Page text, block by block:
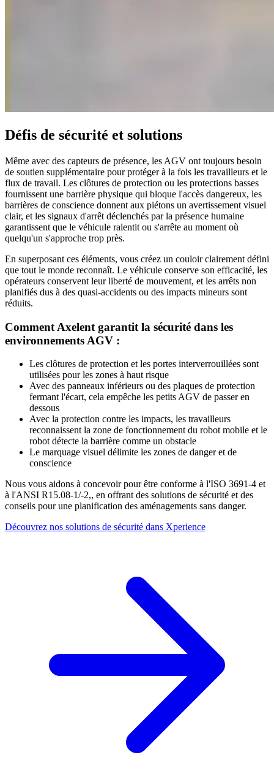
Défis de sécurité et solutions
Même avec des capteurs de présence, les AGV ont toujours besoin
de soutien supplémentaire pour protéger à la fois les travailleurs et le
flux de travail. Les clôtures de protection ou les protections basses
fournissent une barrière physique qui bloque l'accès dangereux, les
barrières de conscience donnent aux piétons un avertissement visuel
clair, et les signaux d'arrêt déclenchés par la présence humaine
garantissent que le véhicule ralentit ou s'arrête au moment où
quelqu'un s'approche trop près.
En superposant ces éléments, vous créez un couloir clairement défini
que tout le monde reconnaît. Le véhicule conserve son efficacité, les
opérateurs conservent leur liberté de mouvement, et les arrêts non
planifiés dus à des quasi-accidents ou des impacts mineurs sont
réduits.
Comment Axelent garantit la sécurité dans les
environnements AGV :
Les clôtures de protection et les portes interverrouillées sont
utilisées pour les zones à haut risque
Avec des panneaux inférieurs ou des plaques de protection
fermant l'écart, cela empêche les petits AGV de passer en
dessous
Avec la protection contre les impacts, les travailleurs
reconnaissent la zone de fonctionnement du robot mobile et le
robot détecte la barrière comme un obstacle
Le marquage visuel délimite les zones de danger et de
conscience
Nous vous aidons à concevoir pour être conforme à l'ISO 3691-4 et
à l'ANSI R15.08-1/-2,, en offrant des solutions de sécurité et des
conseils pour une planification des aménagements sans danger.
Découvrez nos solutions de sécurité dans Xperience